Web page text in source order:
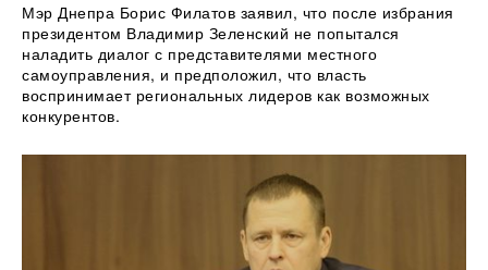
Мэр Днепра Борис Филатов заявил, что после избрания
президентом Владимир Зеленский не попытался
наладить диалог с представителями местного
самоуправления, и предположил, что власть
воспринимает региональных лидеров как возможных
конкурентов.